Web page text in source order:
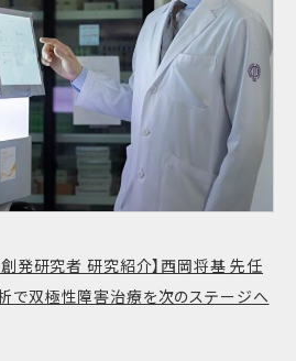
発研究者 研究紹介】西岡将基 先任
で双極性障害治療を次のステージへ